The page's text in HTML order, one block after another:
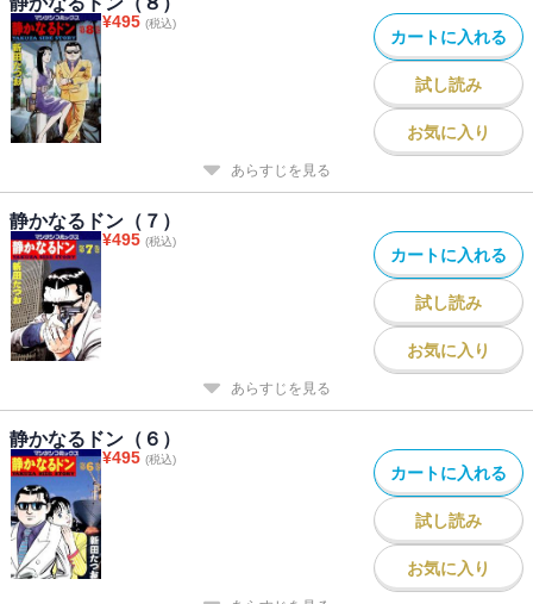
¥495 (税込)
カートに入れる
試し読み
お気に入り
あらすじを見る
静かなるドン（７）
¥495 (税込)
カートに入れる
試し読み
お気に入り
あらすじを見る
静かなるドン（６）
¥495 (税込)
カートに入れる
試し読み
お気に入り